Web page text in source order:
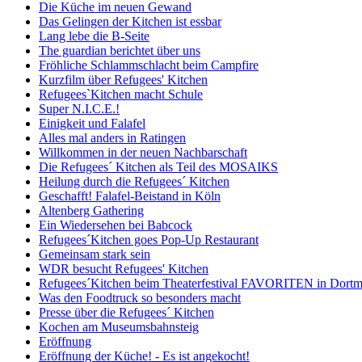
Die Küche im neuen Gewand
Das Gelingen der Kitchen ist essbar
Lang lebe die B-Seite
The guardian berichtet über uns
Fröhliche Schlammschlacht beim Campfire
Kurzfilm über Refugees' Kitchen
Refugees`Kitchen macht Schule
Super N.I.C.E.!
Einigkeit und Falafel
Alles mal anders in Ratingen
Willkommen in der neuen Nachbarschaft
Die Refugees´ Kitchen als Teil des MOSAIKS
Heilung durch die Refugees´ Kitchen
Geschafft! Falafel-Beistand in Köln
Altenberg Gathering
Ein Wiedersehen bei Babcock
Refugees´Kitchen goes Pop-Up Restaurant
Gemeinsam stark sein
WDR besucht Refugees' Kitchen
Refugees´Kitchen beim Theaterfestival FAVORITEN in
Was den Foodtruck so besonders macht
Presse über die Refugees´ Kitchen
Kochen am Museumsbahnsteig
Eröffnung
Eröffnung der Küche! - Es ist angekocht!